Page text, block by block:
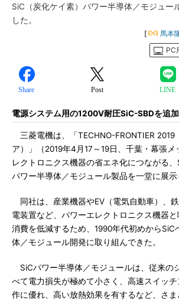
SiC（炭化ケイ素）パワー半導体／モジュー
した。
[ 馬本
PC
Share Post LINE
電源システム用の1200V耐圧SiC-SBDを追加
三菱電機は、「TECHNO-FRONTIER 2019
ア）」（2019年4月17～19日、千葉・幕張メ
レクトロニクス機器の省エネ化につながる、
パワー半導体／モジュール製品を一堂に展示
同社は、産業機器やEV（電気自動車）、
電装置など、パワーエレクトロニクス機器
消費を低減するため、1990年代初めからSiC
体／モジュール開発に取り組んできた。
SiCパワー半導体／モジュールは、従来の
べて電力損失が極めて小さく、高速スイッ
作に優れ、高い放熱効果を有するなど、さ